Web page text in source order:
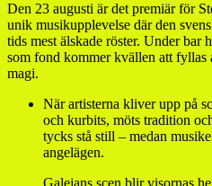
Den 23 augusti är det premiär för
unik musikupplevelse där den
tids mest älskade röster. Under bar
som fond kommer kvällen att
magi.
När artisterna kliver upp på
och kurbits, möts tradition
tycks stå still – medan
angelägen.